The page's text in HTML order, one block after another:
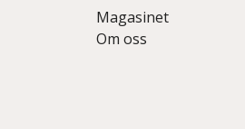
Magasinet
Om oss